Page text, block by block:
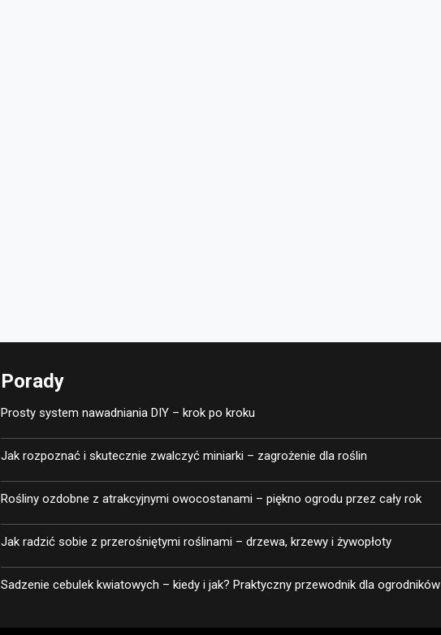
Porady
Prosty system nawadniania DIY – krok po kroku
Jak rozpoznać i skutecznie zwalczyć miniarki – zagrożenie dla roślin
Rośliny ozdobne z atrakcyjnymi owocostanami – piękno ogrodu przez cały rok
Jak radzić sobie z przerośniętymi roślinami – drzewa, krzewy i żywopłoty
Sadzenie cebulek kwiatowych – kiedy i jak? Praktyczny przewodnik dla ogrodników